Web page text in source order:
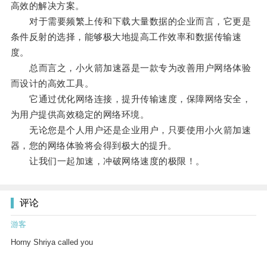
高效的解决方案。
对于需要频繁上传和下载大量数据的企业而言，它更是
条件反射的选择，能够极大地提高工作效率和数据传输速
度。
总而言之，小火箭加速器是一款专为改善用户网络体验
而设计的高效工具。
它通过优化网络连接，提升传输速度，保障网络安全，
为用户提供高效稳定的网络环境。
无论您是个人用户还是企业用户，只要使用小火箭加速
器，您的网络体验将会得到极大的提升。
让我们一起加速，冲破网络速度的极限！。
评论
游客
Horny Shriya called you